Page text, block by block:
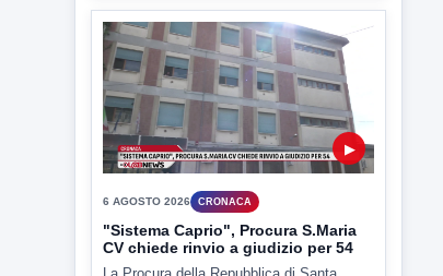
▶
6 AGOSTO 2026 CRONACA
"Sistema Caprio", Procura S.Maria
CV chiede rinvio a giudizio per 54